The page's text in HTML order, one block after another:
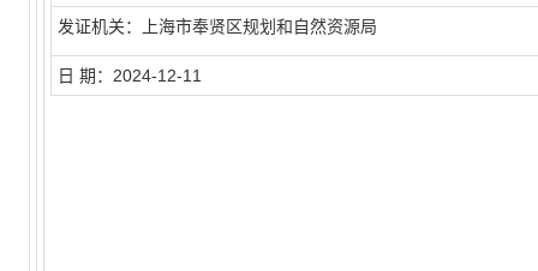
发证机关：上海市奉贤区规划和自然资源局
日 期：2024-12-11